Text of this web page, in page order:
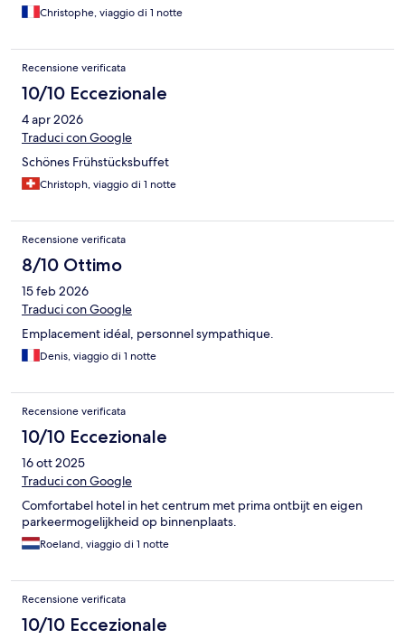
Christophe, viaggio di 1 notte
Recensione verificata
10/10 Eccezionale
4 apr 2026
Traduci con Google
Schönes Frühstücksbuffet
Christoph, viaggio di 1 notte
Recensione verificata
8/10 Ottimo
15 feb 2026
Traduci con Google
Emplacement idéal, personnel sympathique.
Denis, viaggio di 1 notte
Recensione verificata
10/10 Eccezionale
16 ott 2025
Traduci con Google
Comfortabel hotel in het centrum met prima ontbijt en eigen
parkeermogelijkheid op binnenplaats.
Roeland, viaggio di 1 notte
Recensione verificata
10/10 Eccezionale